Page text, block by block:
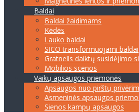
Baldai
Baldai žaidimams
Kėdės
Lauko baldai
SICO transformuojami baldai
Gratnells daiktų susidėjimo
Mobilios scenos
Vaikų apsaugos priemonės
Apsaugos nuo pirštų
Asmeninės apsaugos
Sienos kampų apsaugos